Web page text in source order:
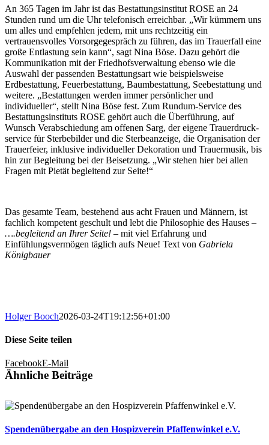
An 365 Tagen im Jahr ist das Bestattungsinstitut ROSE an 24
Stunden rund um die Uhr telefonisch erreichbar. „Wir kümmern uns
um alles und empfehlen jedem, mit uns rechtzeitig ein
vertrauensvolles Vorsorgegespräch zu führen, das im Trauerfall eine
große Entlastung sein kann“, sagt Nina Böse. Dazu gehört die
Kommunikation mit der Friedhofsverwaltung ebenso wie die
Auswahl der passenden Bestattungsart wie beispielsweise
Erdbestattung, Feuerbestattung, Baumbestattung, Seebestattung und
weitere. „Bestattungen werden immer persönlicher und
individueller“, stellt Nina Böse fest. Zum Rundum-Service des
Bestattungsinstituts ROSE gehört auch die Überführung, auf
Wunsch Verabschiedung am offenen Sarg, der eigene Trauerdruck-
service für Sterbebilder und die Sterbeanzeige, die Organisation der
Trauerfeier, inklusive individueller Dekoration und Trauermusik, bis
hin zur Begleitung bei der Beisetzung. „Wir stehen hier bei allen
Fragen mit Pietät begleitend zur Seite!“
Das gesamte Team, bestehend aus acht Frauen und Männern, ist
fachlich kompetent geschult und lebt die Philosophie des Hauses –
….begleitend an Ihrer Seite! – mit viel Erfahrung und
Einfühlungsvermögen täglich aufs Neue! Text von Gabriela
Königbauer
Holger Booch2026-03-24T19:12:56+01:00
Diese Seite teilen
FacebookE-Mail
Ähnliche Beiträge
Spendenübergabe an den Hospizverein Pfaffenwinkel e.V.